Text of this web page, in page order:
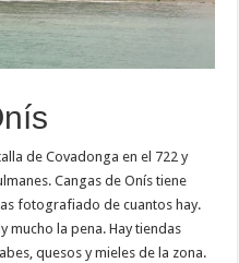
de Covadonga en el 722 y
Cangas de Onís tiene
fotografiado de cuantos hay.
mucho la pena. Hay tiendas
quesos y mieles de la zona.